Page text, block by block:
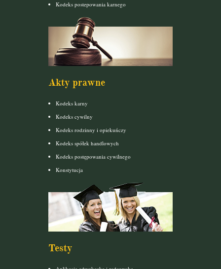
Kodeks postepowania karnego
Akty prawne
Kodeks karny
Kodeks cywilny
Kodeks rodzinny i opiekuńczy
Kodeks spółek handlowych
Kodeks postępowania cywilnego
Konstytucja
Testy